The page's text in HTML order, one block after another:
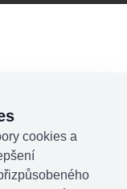
cookies a